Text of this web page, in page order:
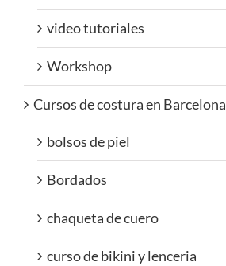
video tutoriales
Workshop
Cursos de costura en Barcelona
bolsos de piel
Bordados
chaqueta de cuero
curso de bikini y lenceria